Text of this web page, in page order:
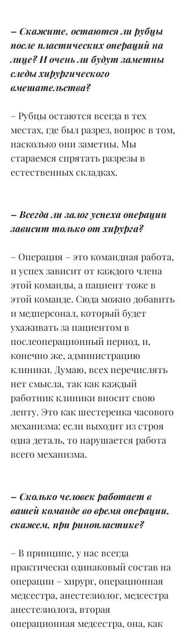
– Скажите, остаются ли рубцы
после пластических операций на
лице? И очень ли будут заметны
следы хирургического
вмешательства?
– Рубцы остаются всегда в тех
местах, где был разрез, вопрос в том,
насколько они заметны. Мы
стараемся спрятать разрезы в
естественных складках.
– Всегда ли залог успеха операции
зависит только от хирурга?
– Операция – это командная работа,
и успех зависит от каждого члена
этой команды, а пациент тоже в
этой команде. Сюда можно добавить
и медперсонал, который будет
ухаживать за пациентом в
послеоперационный период, и,
конечно же, администрацию
клиники. Думаю, всех перечислять
нет смысла, так как каждый
работник клиники вносит свою
лепту. Это как шестеренка часового
механизма: если выходит из строя
одна деталь, то нарушается работа
всего механизма.
– Сколько человек работает в
вашей команде во время операции,
скажем, при ринопластике?
– В принципе, у нас всегда
практически одинаковый состав на
операции – хирург, операционная
медсестра, анестезиолог, медсестра
анестезиолога, вторая
операционная медсестра, она, как